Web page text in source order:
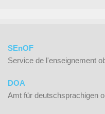
SEnOF
Service de l'enseignement
DOA
Amt für deutschsprachigen